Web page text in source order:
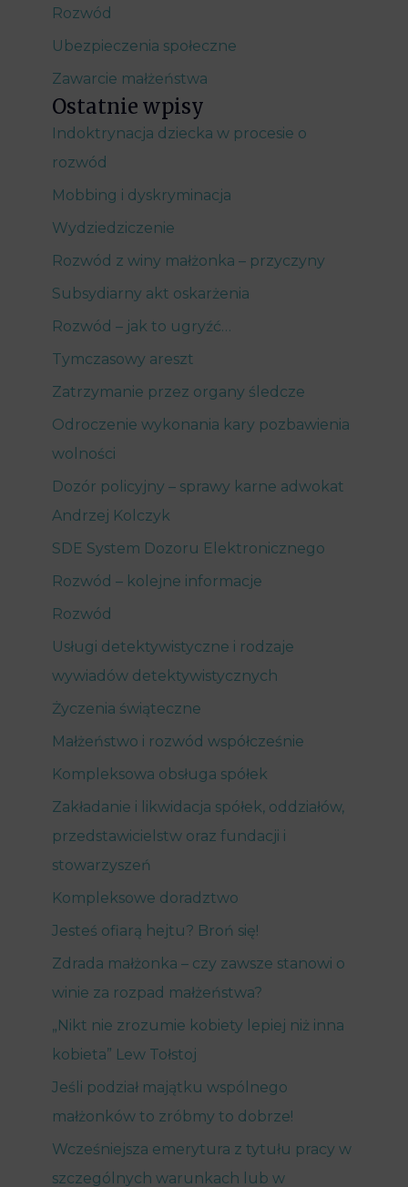
Rozwód
Ubezpieczenia społeczne
Zawarcie małżeństwa
Ostatnie wpisy
Indoktrynacja dziecka w procesie o
rozwód
Mobbing i dyskryminacja
Wydziedziczenie
Rozwód z winy małżonka – przyczyny
Subsydiarny akt oskarżenia
Rozwód – jak to ugryźć…
Tymczasowy areszt
Zatrzymanie przez organy śledcze
Odroczenie wykonania kary pozbawienia
wolności
Dozór policyjny – sprawy karne adwokat
Andrzej Kolczyk
SDE System Dozoru Elektronicznego
Rozwód – kolejne informacje
Rozwód
Usługi detektywistyczne i rodzaje
wywiadów detektywistycznych
Życzenia świąteczne
Małżeństwo i rozwód współcześnie
Kompleksowa obsługa spółek
Zakładanie i likwidacja spółek, oddziałów,
przedstawicielstw oraz fundacji i
stowarzyszeń
Kompleksowe doradztwo
Jesteś ofiarą hejtu? Broń się!
Zdrada małżonka – czy zawsze stanowi o
winie za rozpad małżeństwa?
„Nikt nie zrozumie kobiety lepiej niż inna
kobieta” Lew Tołstoj
Jeśli podział majątku wspólnego
małżonków to zróbmy to dobrze!
Wcześniejsza emerytura z tytułu pracy w
szczególnych warunkach lub w